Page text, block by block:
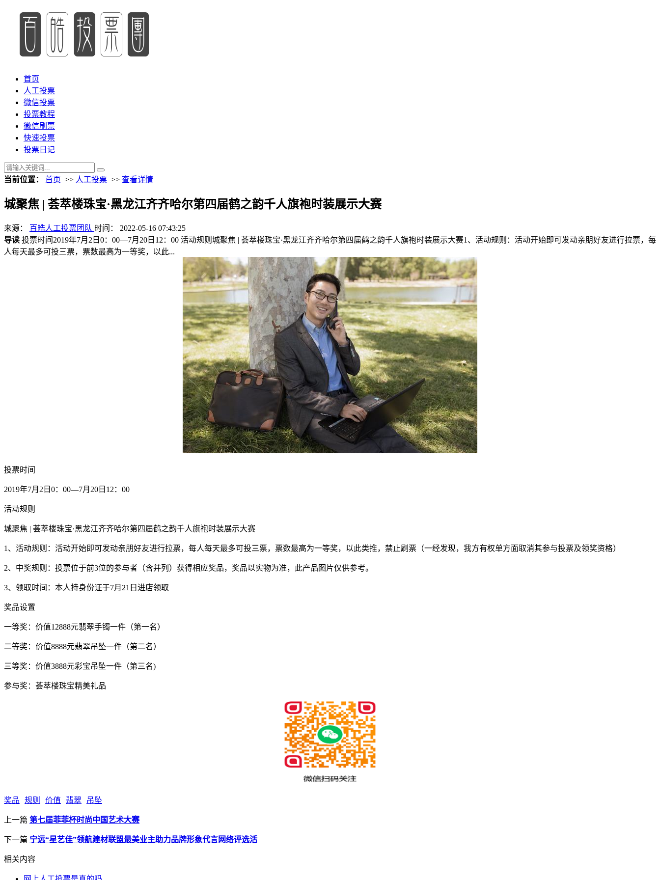
首页
人工投票
微信投票
投票教程
微信刷票
快速投票
投票日记
当前位置： 首页 >> 人工投票 >> 查看详情
城聚焦 | 荟萃楼珠宝·黑龙江齐齐哈尔第四届鹤之韵千人旗袍时装展示大赛
来源： 百皓人工投票团队 时间： 2022-05-16 07:43:25
导读 投票时间2019年7月2日0：00—7月20日12：00 活动规则城聚焦 | 荟萃楼珠宝·黑龙江齐齐哈尔第四届鹤之韵千人旗袍时装展示大赛1、活动规则：活动开始即可发动亲朋好友进行拉票，每
人每天最多可投三票，票数最高为一等奖，以此...
投票时间
2019年7月2日0：00—7月20日12：00
活动规则
城聚焦 | 荟萃楼珠宝·黑龙江齐齐哈尔第四届鹤之韵千人旗袍时装展示大赛
1、活动规则：活动开始即可发动亲朋好友进行拉票，每人每天最多可投三票，票数最高为一等奖，以此类推，禁止刷票（一经发现，我方有权单方面取消其参与投票及领奖资格）
2、中奖规则：投票位于前3位的参与者（含并列）获得相应奖品，奖品以实物为准，此产品图片仅供参考。
3、领取时间：本人持身份证于7月21日进店领取
奖品设置
一等奖：价值12888元翡翠手镯一件（第一名）
二等奖：价值8888元翡翠吊坠一件（第二名）
三等奖：价值3888元彩宝吊坠一件（第三名)
参与奖：荟萃楼珠宝精美礼品
奖品 规则 价值 翡翠 吊坠
上一篇 第七届菲菲杯时尚中国艺术大赛
下一篇 宁远“星艺佳”领航建材联盟最美业主助力品牌形象代言网络评选活
相关内容